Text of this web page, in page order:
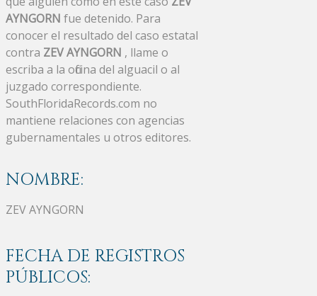
AYNGORN fue detenido. Para
conocer el resultado del caso estatal
contra ZEV AYNGORN , llame o
escriba a la oficina del alguacil o al
juzgado correspondiente.
SouthFloridaRecords.com no
mantiene relaciones con agencias
gubernamentales u otros editores.
NOMBRE:
ZEV AYNGORN
FECHA DE REGISTROS
PÚBLICOS: